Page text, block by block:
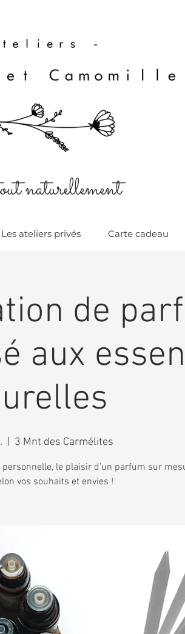
naturellement
Les ateliers privés Carte cadeau
de
aux
3 Mnt des Carmélites
le plaisir d'un parfum sur
vos souhaits et envies !